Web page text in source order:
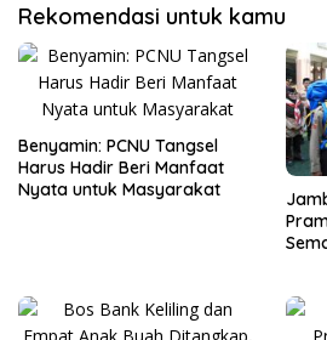
Rekomendasi untuk kamu
Benyamin: PCNU Tangsel
Harus Hadir Beri Manfaat
Nyata untuk Masyarakat